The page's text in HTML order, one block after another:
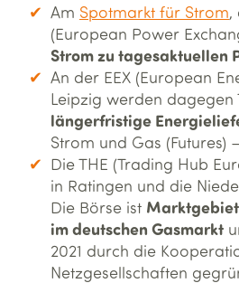
Am Spotmarkt für Strom,
(European Power
Strom zu tagesaktuellen
An der EEX (European
Leipzig werden dagegen
längerfristige
Strom und Gas (Futures)
Die THE (Trading Hub
in Ratingen und die
Die Börse ist
im deutschen Gasmarkt
2021 durch die
Netzgesellschaften